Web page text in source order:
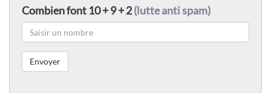
Combien font 10 + 9 + 2(lutte anti spam)